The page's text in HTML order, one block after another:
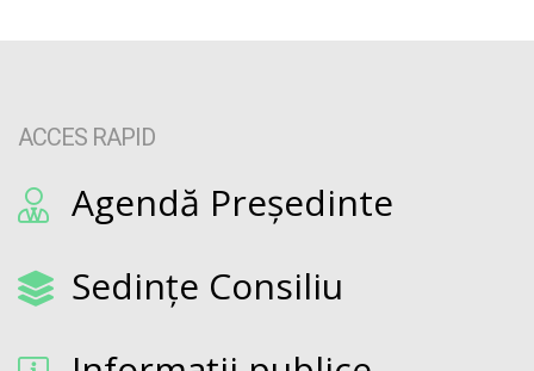
ACCES RAPID
Agendă Președinte
Sedințe Consiliu